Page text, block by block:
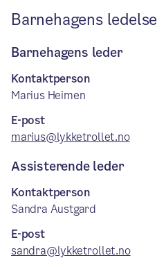
Barnehagens ledelse
Barnehagens leder
Kontaktperson
Marius Heimen
E-post
marius@lykketrollet.no
Assisterende leder
Kontaktperson
Sandra Austgard
E-post
sandra@lykketrollet.no